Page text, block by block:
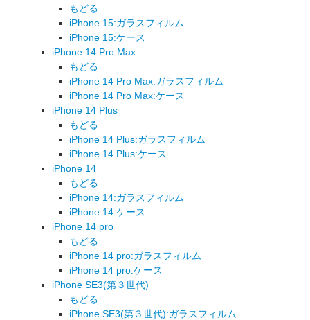
もどる
iPhone 15:ガラスフィルム
iPhone 15:ケース
iPhone 14 Pro Max
もどる
iPhone 14 Pro Max:ガラスフィルム
iPhone 14 Pro Max:ケース
iPhone 14 Plus
もどる
iPhone 14 Plus:ガラスフィルム
iPhone 14 Plus:ケース
iPhone 14
もどる
iPhone 14:ガラスフィルム
iPhone 14:ケース
iPhone 14 pro
もどる
iPhone 14 pro:ガラスフィルム
iPhone 14 pro:ケース
iPhone SE3(第３世代)
もどる
iPhone SE3(第３世代):ガラスフィルム